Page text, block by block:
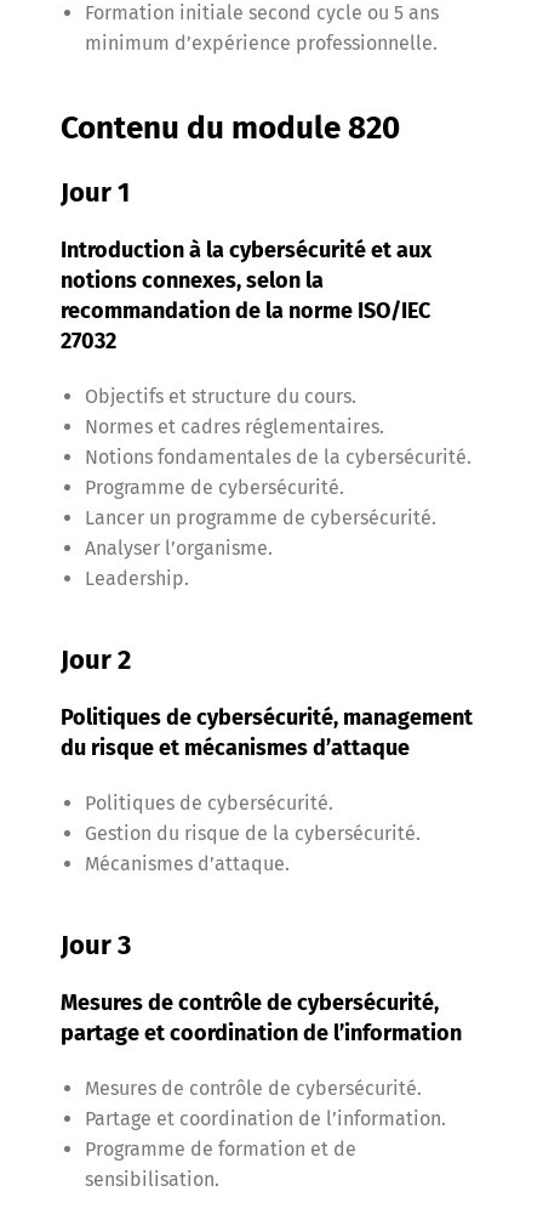
Formation initiale second cycle ou 5 ans
minimum d’expérience professionnelle.
Contenu du module 820
Jour 1
Introduction à la cybersécurité et aux
notions connexes, selon la
recommandation de la norme ISO/IEC
27032
Objectifs et structure du cours.
Normes et cadres réglementaires.
Notions fondamentales de la cybersécurité.
Programme de cybersécurité.
Lancer un programme de cybersécurité.
Analyser l’organisme.
Leadership.
Jour 2
Politiques de cybersécurité, management
du risque et mécanismes d’attaque
Politiques de cybersécurité.
Gestion du risque de la cybersécurité.
Mécanismes d’attaque.
Jour 3
Mesures de contrôle de cybersécurité,
partage et coordination de l’information
Mesures de contrôle de cybersécurité.
Partage et coordination de l’information.
Programme de formation et de
sensibilisation.